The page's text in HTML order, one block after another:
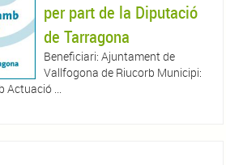
per part de la Diputació
de Tarragona
Beneficiari: Ajuntament de
Vallfogona de Riucorb Municipi:
Actuació ...